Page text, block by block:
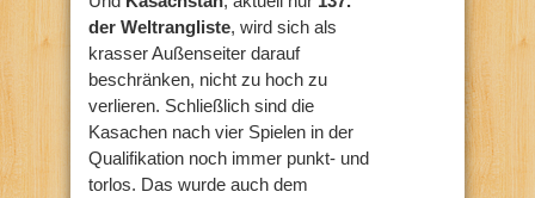
der Weltrangliste, wird sich als
krasser Außenseiter darauf
beschränken, nicht zu hoch zu
verlieren. Schließlich sind die
Kasachen nach vier Spielen in der
Qualifikation noch immer punkt- und
torlos. Das wurde auch dem